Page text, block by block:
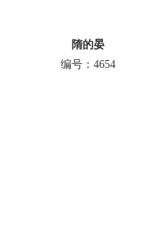
隋的晏
编号：4654